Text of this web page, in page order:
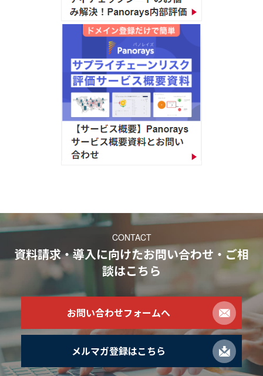
CONTACT
資料請求・導入に向けたお問い合わせ・ご相
談はこちら
お問い合わせフォームへ
メルマガ登録はこちら